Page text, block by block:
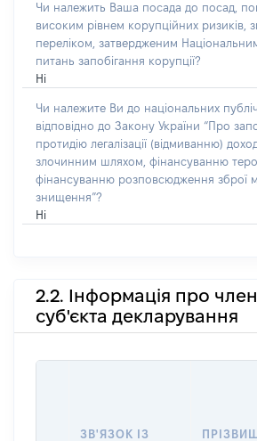
Чи належить Ваша посада до посад,
високим рівнем корупційних ризиків,
переліком, затвердженим
питань запобігання корупції?
Ні
Чи належите Ви до національних
відповідно до Закону України “Про
протидію легалізації (відмиванню)
злочинним шляхом, фінансуванню
фінансуванню розповсюдження зброї
знищення”?
Ні
2.2. Інформація про
суб'єкта декларування
ЗВ'ЯЗОК ІЗ